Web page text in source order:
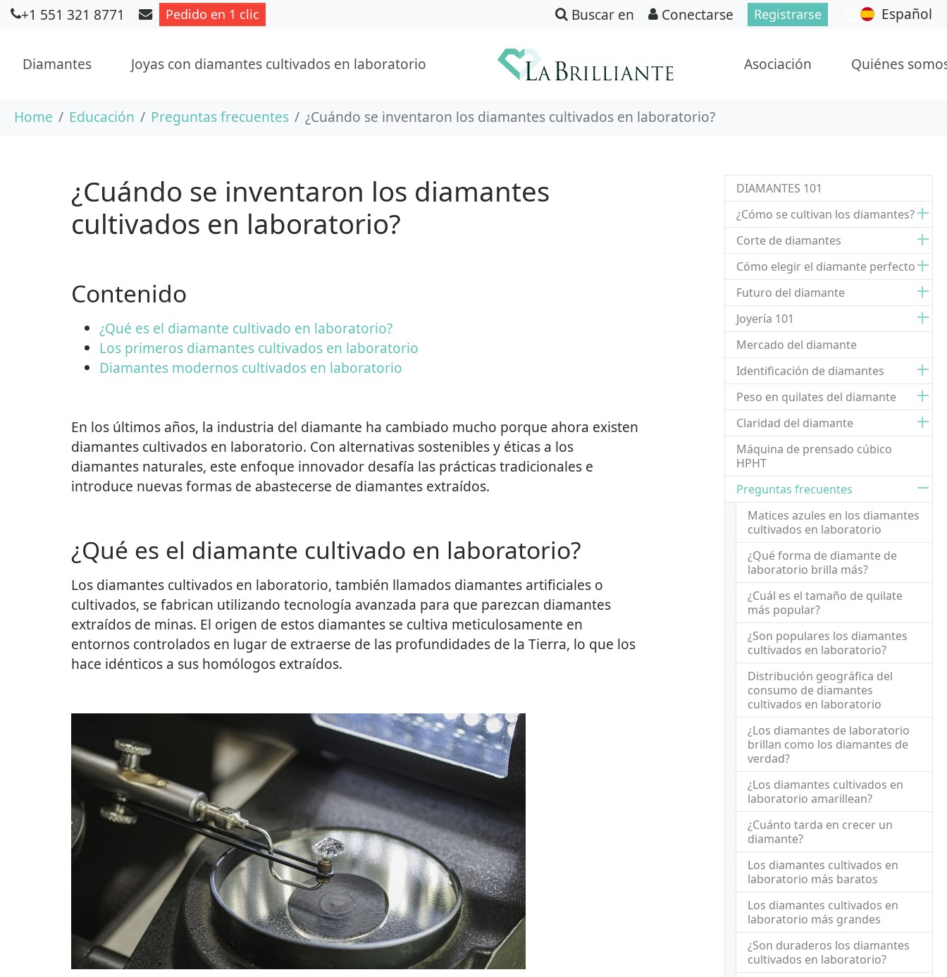
Saltar al contenido principal
+1 551 321 8771 Pedido en 1 clic Buscar en Conectarse Registrarse Español
Diamantes Joyas con diamantes cultivados en laboratorio Asociación Quiénes
Usted está aquí:
Home Educación Preguntas frecuentes ¿Cuándo se inventaron los diamantes cultivados en laboratorio?
DIAMANTES 101
¿Cómo se cultivan los diamantes?
Corte de diamantes
Cómo elegir el diamante perfecto
Futuro del diamante
Joyería 101
Mercado del diamante
Identificación de diamantes
Peso en quilates del diamante
Claridad del diamante
Máquina de prensado cúbico
HPHT
Preguntas frecuentes
Matices azules en los diamantes
cultivados en laboratorio
¿Qué forma de diamante de
laboratorio brilla más?
¿Cuál es el tamaño de quilate
más popular?
¿Son populares los diamantes
cultivados en laboratorio?
Distribución geográfica del
consumo de diamantes
cultivados en laboratorio
¿Los diamantes de laboratorio
brillan como los diamantes de
verdad?
¿Los diamantes cultivados en
laboratorio amarillean?
¿Cuánto tarda en crecer un
diamante?
Los diamantes cultivados en
laboratorio más baratos
Los diamantes cultivados en
laboratorio más grandes
¿Son duraderos los diamantes
cultivados en laboratorio?
¿Cuándo se inventaron los diamantes
cultivados en laboratorio?
Contenido
¿Qué es el diamante cultivado en laboratorio?
Los primeros diamantes cultivados en laboratorio
Diamantes modernos cultivados en laboratorio
En los últimos años, la industria del diamante ha cambiado mucho porque ahora existen
diamantes cultivados en laboratorio. Con alternativas sostenibles y éticas a los
diamantes naturales, este enfoque innovador desafía las prácticas tradicionales e
introduce nuevas formas de abastecerse de diamantes extraídos.
¿Qué es el diamante cultivado en laboratorio?
Los diamantes cultivados en laboratorio, también llamados diamantes artificiales o
cultivados, se fabrican utilizando tecnología avanzada para que parezcan diamantes
extraídos de minas. El origen de estos diamantes se cultiva meticulosamente en
entornos controlados en lugar de extraerse de las profundidades de la Tierra, lo que los
hace idénticos a sus homólogos extraídos.